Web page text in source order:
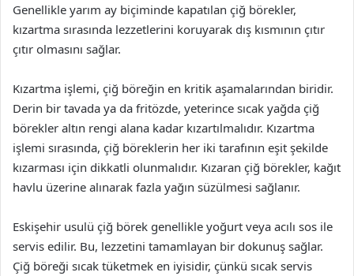
Genellikle yarım ay biçiminde kapatılan çiğ börekler,
kızartma sırasında lezzetlerini koruyarak dış kısmının çıtır
çıtır olmasını sağlar.
Kızartma işlemi, çiğ böreğin en kritik aşamalarından biridir.
Derin bir tavada ya da fritözde, yeterince sıcak yağda çiğ
börekler altın rengi alana kadar kızartılmalıdır. Kızartma
işlemi sırasında, çiğ böreklerin her iki tarafının eşit şekilde
kızarması için dikkatli olunmalıdır. Kızaran çiğ börekler, kağıt
havlu üzerine alınarak fazla yağın süzülmesi sağlanır.
Eskişehir usulü çiğ börek genellikle yoğurt veya acılı sos ile
servis edilir. Bu, lezzetini tamamlayan bir dokunuş sağlar.
Çiğ böreği sıcak tüketmek en iyisidir, çünkü sıcak servis